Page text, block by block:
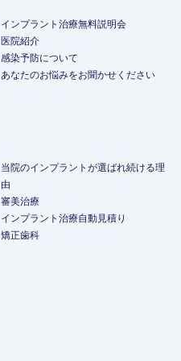
インプラント治療無料説明会
医院紹介
感染予防について
あなたのお悩みをお聞かせください
当院のインプラントが選ばれ続ける理
由
審美治療
インプラント治療自動見積り
矯正歯科